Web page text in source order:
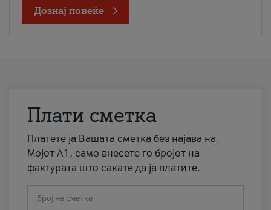
Дознај повеќе
Плати сметка
Платете ја Вашата сметка без најава на
Мојот А1, само внесете го бројот на
фактурата што сакате да ја платите.
Број на сметка